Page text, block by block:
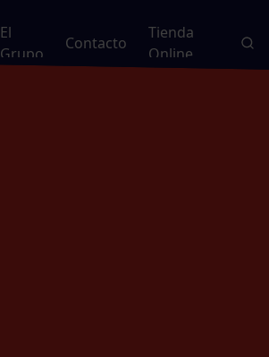
El
Grupo
Contacto
Tienda
Online